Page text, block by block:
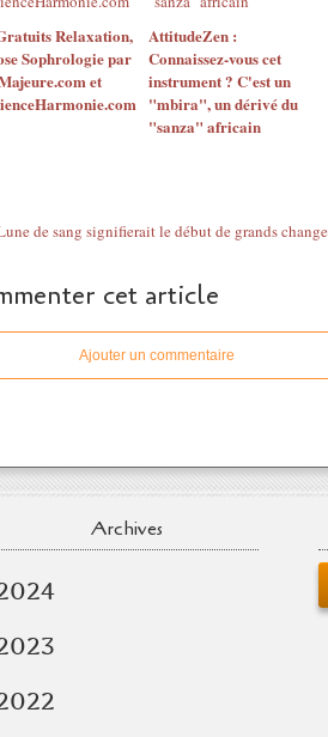
Relaxation,
Sophrologie par
et
AttitudeZen :
Connaissez-vous cet
instrument ? C'est un
"mbira", un dérivé du
"sanza" africain
cet article
Ajouter un commentaire
Archives